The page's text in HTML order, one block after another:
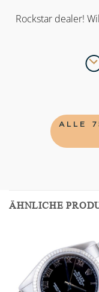
Rockstar dealer!
ALLE
ÄHNLICHE